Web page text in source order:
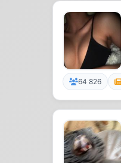
64 826